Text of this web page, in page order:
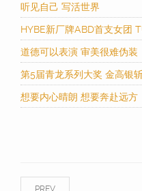
听见自己 写活世界
HYBE新厂牌ABD首支女团
道德可以表演 审美很难伪装
第5届青龙系列大奖 金高银
想要内心晴朗 想要奔赴远方
PREV